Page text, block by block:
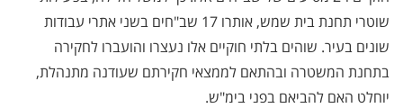
שוטרי תחנת בית שמש, אותרו 17 שב"חים בשני אתרי עבודות
שונים בעיר. שוהים בלתי חוקיים אלו נעצרו והועברו לחקירה
בתחנת המשטרה ובהתאם לממצאי חקירתם שעודנה מתנהלת,
יוחלט האם להביאם בפני בימ"ש.